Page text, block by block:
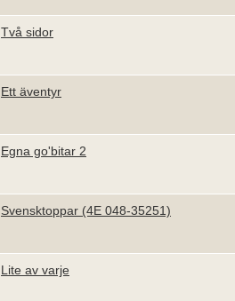
Två sidor
Ett äventyr
Egna go'bitar 2
Svensktoppar (4E 048-35251)
Lite av varje